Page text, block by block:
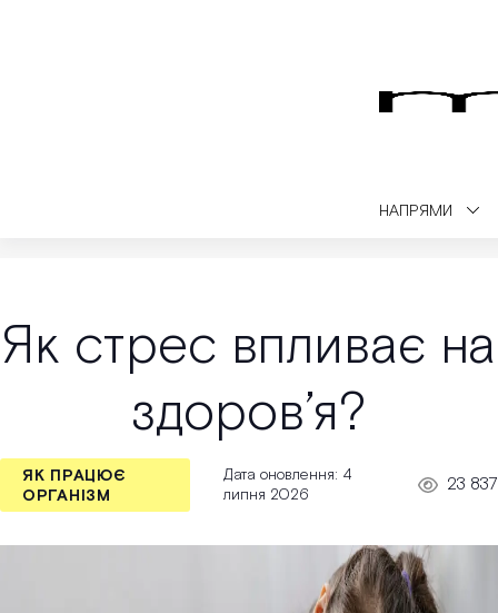
НАПРЯМИ
Як стрес впливає на
здоров’я?
ЯК ПРАЦЮЄ
ОРГАНІЗМ
Дата оновлення: 4
липня 2026
23 837